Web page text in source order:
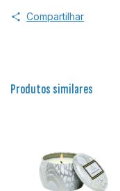
Compartilhar
Produtos similares